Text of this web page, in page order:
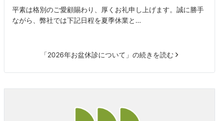
平素は格別のご愛顧賜わり、厚くお礼申し上げます。誠に勝手
ながら、弊社では下記日程を夏季休業と…
「2026年お盆休診について」の続きを読む